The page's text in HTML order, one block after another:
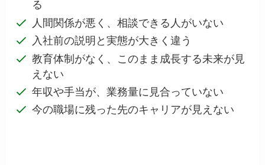
る
人間関係が悪く、相談できる人がいない
入社前の説明と実態が大きく違う
教育体制がなく、このまま成長する未来が見
えない
年収や手当が、業務量に見合っていない
今の職場に残った先のキャリアが見えない